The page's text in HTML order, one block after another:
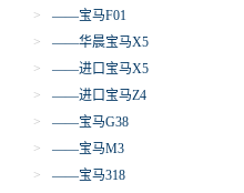
>
——宝马F01
>
——华晨宝马X5
>
——进口宝马X5
>
——进口宝马Z4
>
——宝马G38
>
——宝马M3
>
——宝马318